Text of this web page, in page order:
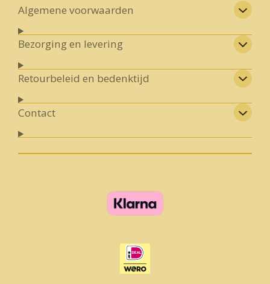
Algemene voorwaarden
Bezorging en levering
Retourbeleid en bedenktijd
Contact